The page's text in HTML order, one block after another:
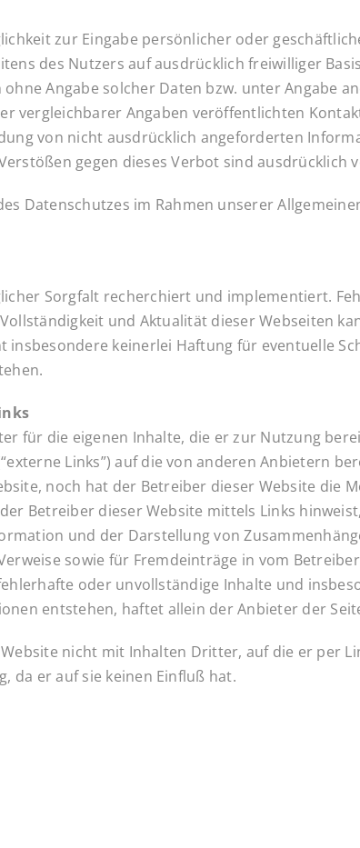
zur Eingabe persönlicher oder
des Nutzers auf ausdrücklich freiwilliger
Angabe solcher Daten bzw. unter Angabe
vergleichbarer Angaben veröffentlichten
von nicht ausdrücklich angeforderten
gegen dieses Verbot sind ausdrücklich
Datenschutzes im Rahmen unserer
Sorgfalt recherchiert und implementiert.
und Aktualität dieser Webseiten
keinerlei Haftung für eventuelle
für die eigenen Inhalte, die er zur Nutzung
Links”) auf die von anderen Anbietern
noch hat der Betreiber dieser Website die
Betreiber dieser Website mittels Links
und der Darstellung von
sowie für Fremdeinträge in vom
oder unvollständige Inhalte und
entstehen, haftet allein der Anbieter der
nicht mit Inhalten Dritter, auf die er per
da er auf sie keinen Einfluß hat.